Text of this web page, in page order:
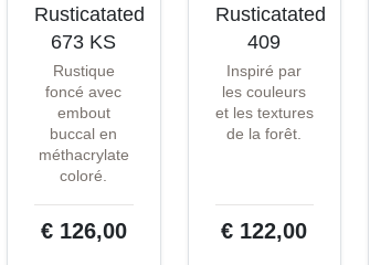
Rusticatated
673 KS
Rustique
foncé avec
embout
buccal en
méthacrylate
coloré.
€ 126,00
Rusticatated
409
Inspiré par
les couleurs
et les textures
de la forêt.
€ 122,00